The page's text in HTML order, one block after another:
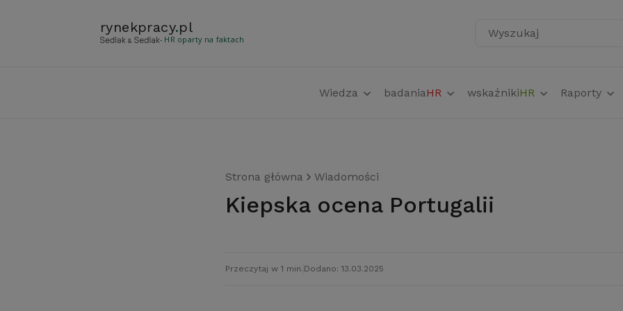
rynekpracy.pl
- HR oparty na faktach Wyszukaj
Wiedza badaniaHR wskaźnikiHR Raporty
Strona główna Wiadomości
Kiepska ocena Portugalii
Przeczytaj w 1 min. Dodano: 13.03.2025